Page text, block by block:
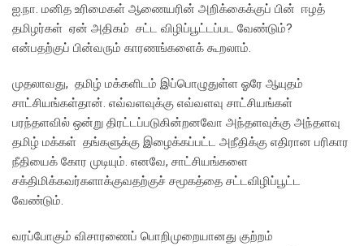
ஐ.நா. மனித உரிமைகள் ஆணையரின் அறிக்கைக்குப் பின் ஈழத்
தமிழர்கள் ஏன் அதிகம் சட்ட விழிப்பூட்டப்பட வேண்டும்?
என்பதற்குப் பின்வரும் காரணங்களைக் கூறலாம்.
முதலாவது, தமிழ் மக்களிடம் இப்பொழுதுள்ள ஓரே ஆயுதம்
சாட்சியங்கள்தான். எவ்வளவுக்கு எவ்வளவு சாட்சியங்கள்
பரந்தளவில் ஒன்று திரட்டப்படுகின்றனவோ அந்தளவுக்கு அந்தளவு
தமிழ் மக்கள் தங்களுக்கு இழைக்கப்பட்ட அநீதிக்கு எதிரான பரிகார
நீதியைக் கோர முடியும். எனவே, சாட்சியங்களை
சக்திமிக்கவர்களாக்குவதற்குச் சமூகத்தை சட்டவிழிப்பூட்ட
வேண்டும்.
வரப்போகும் விசாரணைப் பொறிமுறையானது குற்றம்